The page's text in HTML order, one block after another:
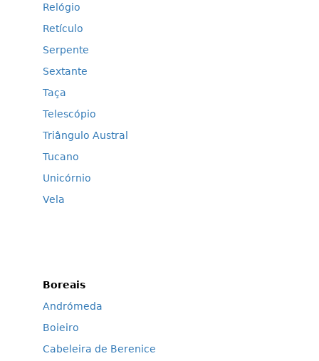
Relógio
Retículo
Serpente
Sextante
Taça
Telescópio
Triângulo Austral
Tucano
Unicórnio
Vela
Boreais
Andrómeda
Boieiro
Cabeleira de Berenice